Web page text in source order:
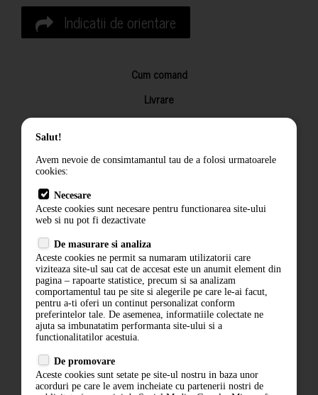
Indicatii de orientare
Cum comand
Livrare
Returnarea produselor
Termeni si conditii
Politica de confidentialitate
ANPC
ABONARE LA NEWSLETTER
Salut!
Avem nevoie de consimtamantul tau de a folosi urmatoarele
cookies:
Necesare
Aceste cookies sunt necesare pentru functionarea site-ului
web si nu pot fi dezactivate
De masurare si analiza
Aceste cookies ne permit sa numaram utilizatorii care
viziteaza site-ul sau cat de accesat este un anumit element din
pagina – rapoarte statistice, precum si sa analizam
comportamentul tau pe site si alegerile pe care le-ai facut,
pentru a-ti oferi un continut personalizat conform
preferintelor tale. De asemenea, informatiile colectate ne
ajuta sa imbunatatim performanta site-ului si a
functionalitatilor acestuia.
De promovare
Aceste cookies sunt setate pe site-ul nostru in baza unor
acorduri pe care le avem incheiate cu partenerii nostri de